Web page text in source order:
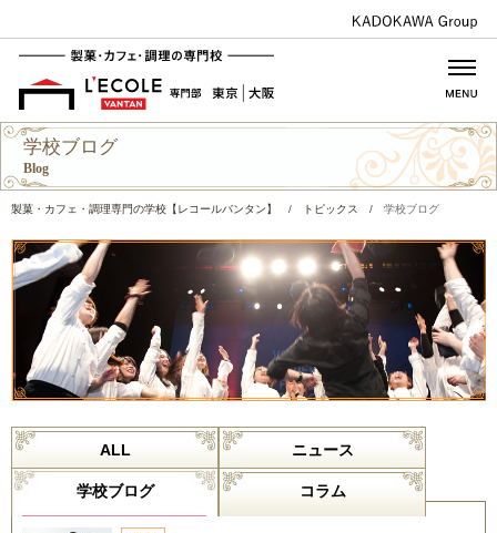
学校ブログ
Blog
製菓・カフェ・調理専門の学校【レコールバンタン】 / トピックス / 学校ブログ
ALL ニュース
学校ブログ コラム